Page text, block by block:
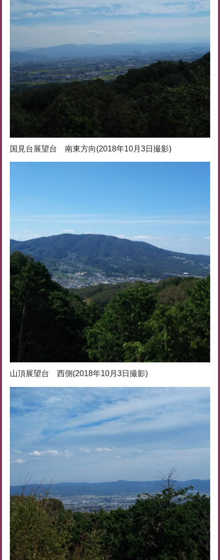
国見台展望台 南東方向(2018年10月3日撮影)
山頂展望台 西側(2018年10月3日撮影)